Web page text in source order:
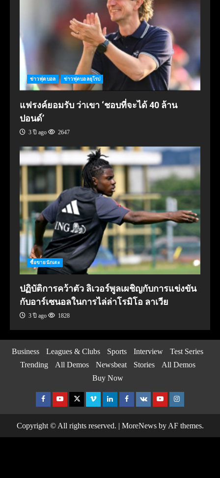
ข่าวฟุตบอล ข่าวฟุตบอลยุโรป
แฟรงค์ยอมรับ ว่าเขา ‘ชอบที่จะได้ 40 ล้าน
ปอนด์’
3 ปี ago 2647
ซื้อขายนักเตะ
ปฏิบัติการคว้าตัว ลิเวอร์พูลเผชิญกับการแข่งขัน
กับอาร์เซนอลในการไล่ล่าโรมิโอ ลาเวีย
3 ปี ago 1828
Business Leagues & Clubs Sports Interview
Test Series
Trending
All Demos Newsbeat Stories
All Demos
Buy Now
Facebook
YoutubeTwitterVimeoLinkedinFacebook
VK YoutubeInstagram
Copyright © All rights reserved. | MoreNewsby AF themes.